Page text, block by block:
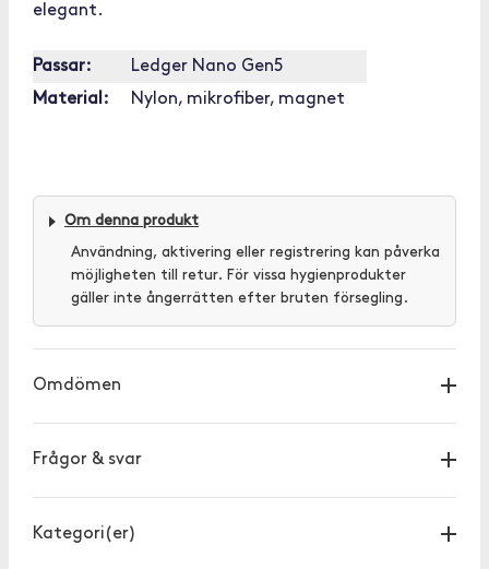
elegant.
Passar:
Ledger Nano Gen5
Material:
Nylon, mikrofiber, magnet
Om denna produkt
Användning, aktivering eller registrering kan påverka
möjligheten till retur. För vissa hygienprodukter
gäller inte ångerrätten efter bruten försegling.
Omdömen
Frågor & svar
Kategori(er)